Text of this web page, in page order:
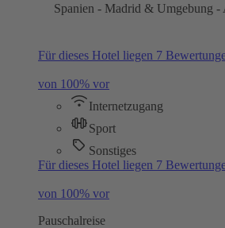
Spanien - Madrid & Umgebung -
Für dieses Hotel liegen 7
von 100% vor
Internetzugang
Sport
Sonstiges
Für dieses Hotel liegen 7
von 100% vor
Pauschalreise